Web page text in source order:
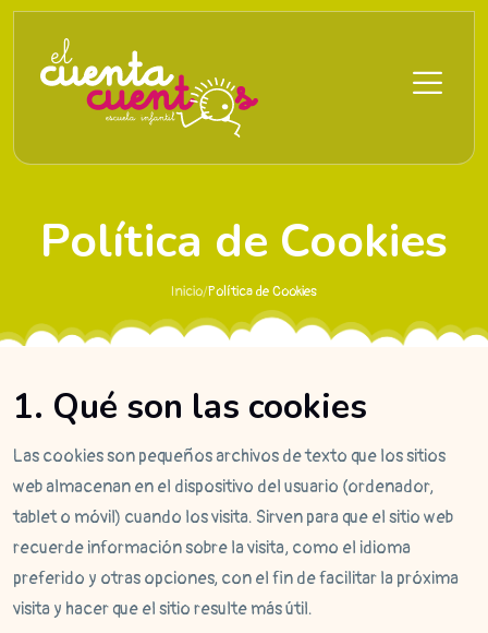
Saltar al contenido principal
Política de Cookies
Inicio/Política de Cookies
1. Qué son las cookies
Las cookies son pequeños archivos de texto que los sitios
web almacenan en el dispositivo del usuario (ordenador,
tablet o móvil) cuando los visita. Sirven para que el sitio web
recuerde información sobre la visita, como el idioma
preferido y otras opciones, con el fin de facilitar la próxima
visita y hacer que el sitio resulte más útil.